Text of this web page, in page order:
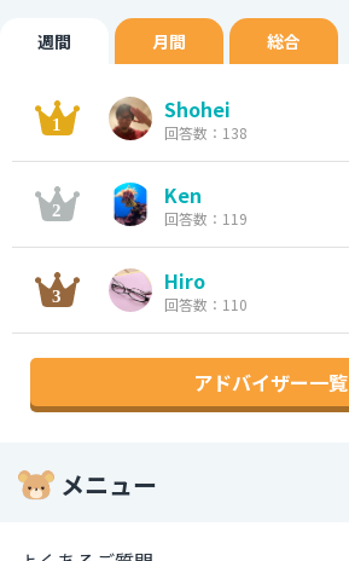
週間 月間 総合
Shohei
回答数：138
Ken
回答数：119
Hiro
回答数：110
アドバイザー一覧
メニュー